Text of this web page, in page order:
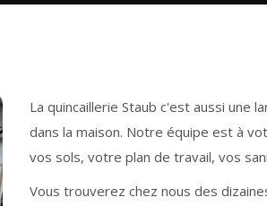
La quincaillerie Staub c'est aussi
dans la maison. Notre équipe est à
vos sols, votre plan de travail, vos
Vous trouverez chez nous des